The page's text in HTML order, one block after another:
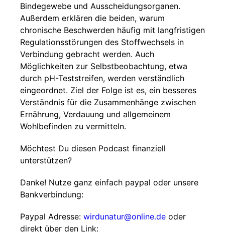
Bindegewebe und Ausscheidungsorganen.
Außerdem erklären die beiden, warum
chronische Beschwerden häufig mit langfristigen
Regulationsstörungen des Stoffwechsels in
Verbindung gebracht werden. Auch
Möglichkeiten zur Selbstbeobachtung, etwa
durch pH-Teststreifen, werden verständlich
eingeordnet. Ziel der Folge ist es, ein besseres
Verständnis für die Zusammenhänge zwischen
Ernährung, Verdauung und allgemeinem
Wohlbefinden zu vermitteln.
Möchtest Du diesen Podcast finanziell
unterstützen?
Danke! Nutze ganz einfach paypal oder unsere
Bankverbindung:
Paypal Adresse: wirdunatur@online.de oder
direkt über den Link: